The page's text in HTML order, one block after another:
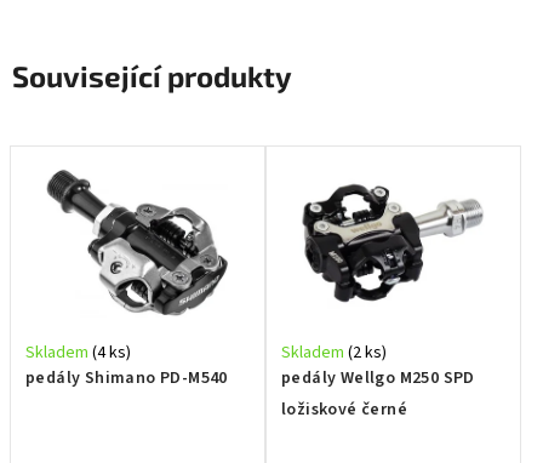
Související produkty
pedály Shimano PD-M540
Skladem (4 ks)
pedály Wellgo M250 SPD
ložiskové černé
Skladem (2 ks)